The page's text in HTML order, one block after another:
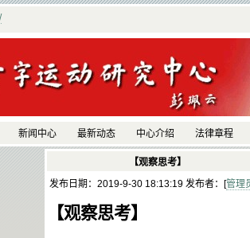
新闻中心 最新动态 中心介绍 法律章程
【观察思考】
发布日期：2019-9-30 18:13:19 发布者：[管理
【观察思考】